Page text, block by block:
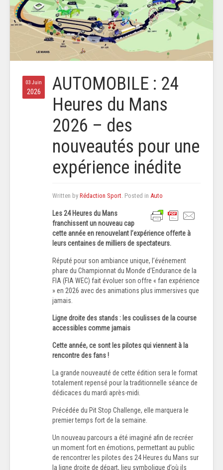
03 Juin
2026
AUTOMOBILE : 24
Heures du Mans
2026 – des
nouveautés pour une
expérience inédite
Written by Rédaction Sport . Posted in Auto
Les 24 Heures du Mans
franchissent un nouveau cap
cette année en renouvelant l’expérience offerte à
leurs centaines de milliers de spectateurs.
Réputé pour son ambiance unique, l’événement
phare du Championnat du Monde d’Endurance de la
FIA (FIA WEC) fait évoluer son offre « fan expérience
» en 2026 avec des animations plus immersives que
jamais.
Ligne droite des stands : les coulisses de la course
accessibles comme jamais
Cette année, ce sont les pilotes qui viennent à la
rencontre des fans !
La grande nouveauté de cette édition sera le format
totalement repensé pour la traditionnelle séance de
dédicaces du mardi après-midi.
Précédée du Pit Stop Challenge, elle marquera le
premier temps fort de la semaine.
Un nouveau parcours a été imaginé afin de recréer
un moment fort en émotions, permettant au public
de rencontrer les pilotes des 24 Heures du Mans sur
la ligne droite de départ, lieu symbolique d’où ils